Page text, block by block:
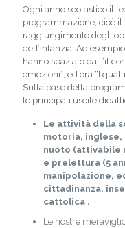
Ogni anno scolastico il
programmazione, cioè
raggiungimento degli
dell’infanzia. Ad
hanno spaziato da: “il
emozioni”, ed ora “I
Sulla base della
le principali uscite
Le attività della
motoria, inglese,
nuoto (attivabile
e prelettura (5
manipolazione,
cittadinanza,
cattolica .
Le nostre